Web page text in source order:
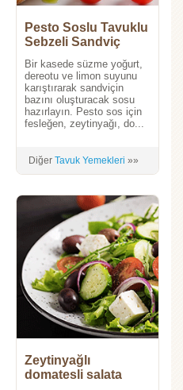
Pesto Soslu Tavuklu
Sebzeli Sandviç
Bir kasede süzme yoğurt,
dereotu ve limon suyunu
karıştırarak sandviçin
bazını oluşturacak sosu
hazırlayın. Pesto sos için
fesleğen, zeytinyağı, do...
Diğer Tavuk Yemekleri »»
Zeytinyağlı
domatesli salata